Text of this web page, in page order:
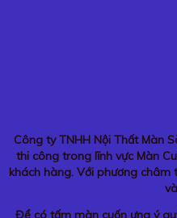
Công ty TNHH Nội Thất Màn
thi công trong lĩnh vực Màn
khách hàng. Với phương châm
Để có tấm màn cuốn ưng ý